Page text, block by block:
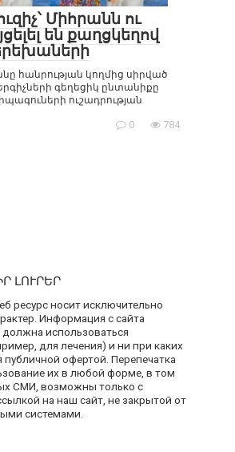
Միհրանն ու
են քաղցկեղով
հանրության կողմից սիրված
Երգիչների գեղեցիկ ընտանիքը
ուշադրության
0 784
ԼՈՒՐԵՐ
ресурс носит исключительно
Информация с сайта
использоваться
для лечения) и ни при каких
публичной офертой. Перепечатка
их в любой форме, в том
СМИ, возможны только с
на наш сайт, не закрытой от
системами.